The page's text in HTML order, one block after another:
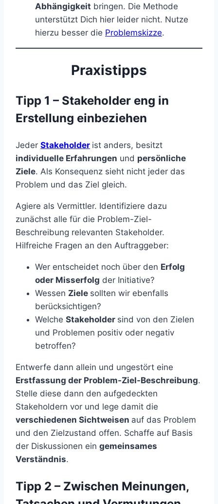
Abhängigkeit bringen. Die Methode
unterstützt Dich hier leider nicht. Nutze
hierzu besser die Problemskizze.
Praxistipps
Tipp 1 – Stakeholder eng in
Erstellung einbeziehen
Jeder Stakeholder ist anders, besitzt
individuelle Erfahrungen und persönliche
Ziele. Als Konsequenz sieht nicht jeder das
Problem und das Ziel gleich.
Agiere als Vermittler. Identifiziere dazu
zunächst alle für die Problem-Ziel-
Beschreibung relevanten Stakeholder.
Hilfreiche Fragen an den Auftraggeber:
Wer entscheidet noch über den Erfolg
oder Misserfolg der Initiative?
Wessen Ziele sollten wir ebenfalls
berücksichtigen?
Welche Stakeholder sind von den Zielen
und Problemen positiv oder negativ
betroffen?
Entwerfe dann allein und ungestört eine
Erstfassung der Problem-Ziel-Beschreibung.
Stelle diese dann den aufgedeckten
Stakeholdern vor und lege damit die
verschiedenen Sichtweisen auf das Problem
und den Zielzustand offen. Schaffe auf Basis
der Diskussionen ein gemeinsames
Verständnis.
Tipp 2 – Zwischen Meinungen,